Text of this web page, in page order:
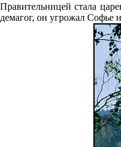
Правительницей стала
демагог, он угрожал Софье